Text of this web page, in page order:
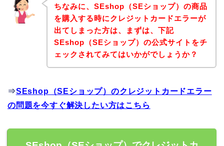
ちなみに、SEshop（SEショップ）の商品
を購入する時にクレジットカードエラーが
出てしまった方は、まずは、下記
SEshop（SEショップ）の公式サイトをチ
ェックされてみてはいかがでしょうか？
⇒SEshop（SEショップ）のクレジットカードエラー
の問題を今すぐ解決したい方はこちら